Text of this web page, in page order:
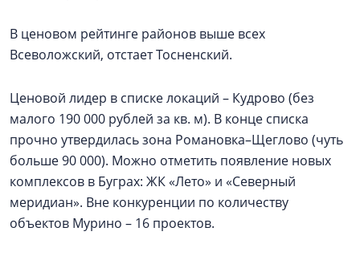
В ценовом рейтинге районов выше всех
Всеволожский, отстает Тосненский.
Ценовой лидер в списке локаций – Кудрово (без
малого 190 000 рублей за кв. м). В конце списка
прочно утвердилась зона Романовка–Щеглово (чуть
больше 90 000). Можно отметить появление новых
комплексов в Буграх: ЖК «Лето» и «Северный
меридиан». Вне конкуренции по количеству
объектов Мурино – 16 проектов.